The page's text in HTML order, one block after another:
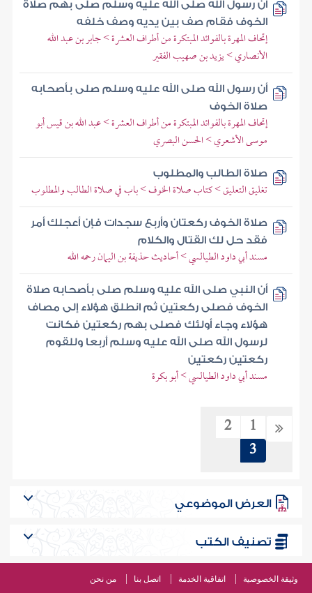
أن رسول الله صلى الله عليه وسلم صلى بهم صلاة
الخوف فقام صف بين يديه وصف خلفه
إتحاف المهرة بالفوائد المبتكرة من أطراف العشرة > جابر بن عبد الله
الأنصاري > يزيد بن صهيب الفقير
أن رسول الله صلى الله عليه وسلم صلى بأصحابه
صلاة الخوف
إتحاف المهرة بالفوائد المبتكرة من أطراف العشرة > عبد الله بن قيس أبو
موسى الأشعري > الحسن البصري
صلاة الطالب والمطلوب
تغليق التعليق > كتاب صلاة الخوف > باب في صلاة الطالب والمطلوب
صلاة الخوف ركعتان وأربع سجدات فإن أعجلك أمر
فقد حل لك القتال والكلام
مسند أبي داود الطيالسي > أحاديث حذيفة بن اليمان رحمه الله
أن النبي صلى الله عليه وسلم صلى بأصحابه صلاة
الخوف فصلى ركعتين ثم انطلق هؤلاء إلى مصاف
هؤلاء وجاء أولئك فصلى بهم ركعتين فكانت
لرسول الله صلى الله عليه وسلم أربعا وللقوم
ركعتين ركعتين
مسند أبي داود الطيالسي > أبو بكرة
1
2
3
العرض الموضوعي
تصنيف الكتب
وثيقة الخصوصية اتفاقية الخدمة اتصل بنا من نحن